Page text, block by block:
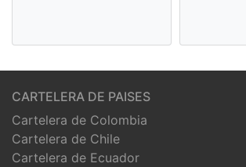
CARTELERA DE PAISES
Cartelera de Colombia
Cartelera de Chile
Cartelera de Ecuador